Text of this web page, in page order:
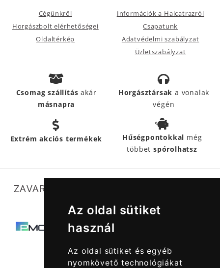
Az oldal sütiket
használ
Az oldal sütiket és egyéb
nyomkövető technológiákat
Cégünkről
Horgászbolt elérhetőségei
Oldaltérkép
Információk a Halcatrazról
Csapatunk
Adatvédelmi szabályzat
Üzletszabályzat
Csomag szállításakár
másnapra
Horgásztársak a vonalak
végén
Extrém akciós termékek Hűségpontokkal még
többetspórolhatsz
ZAVARTALAN MŰKÖDÉSÜNKET SEGÍTIK